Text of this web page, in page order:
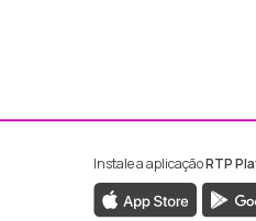
da RTP Madeira
da RTP
Instale a aplicaçãoRTP